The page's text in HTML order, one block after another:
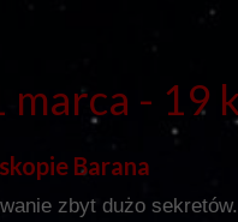
marca - 19
Barana
zbyt dużo